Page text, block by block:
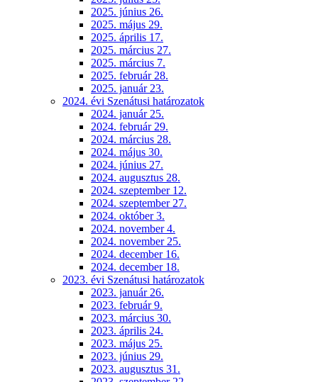
2025. június 26.
2025. május 29.
2025. április 17.
2025. március 27.
2025. március 7.
2025. február 28.
2025. január 23.
2024. évi Szenátusi határozatok
2024. január 25.
2024. február 29.
2024. március 28.
2024. május 30.
2024. június 27.
2024. augusztus 28.
2024. szeptember 12.
2024. szeptember 27.
2024. október 3.
2024. november 4.
2024. november 25.
2024. december 16.
2024. december 18.
2023. évi Szenátusi határozatok
2023. január 26.
2023. február 9.
2023. március 30.
2023. április 24.
2023. május 25.
2023. június 29.
2023. augusztus 31.